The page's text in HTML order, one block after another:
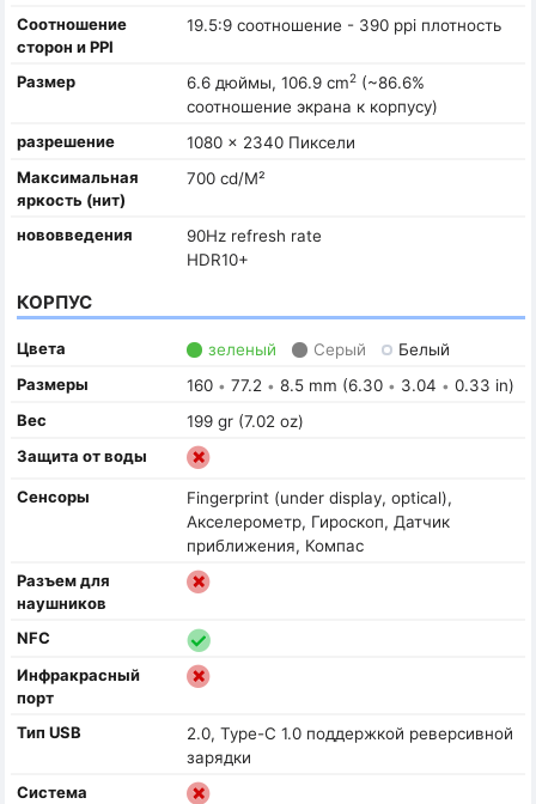
Соотношение
сторон и PPI
19.5:9 соотношение - 390 ppi плотность
Размер 6.6 дюймы, 106.9 cm2(~86.6%
соотношение экрана к корпусу)
разрешение
1080 x 2340 Пиксели
Максимальная
яркость (нит)
700 cd/M²
нововведения
90Hz refresh rate
HDR10+
КОРПУС
Цвета зеленый Серый
Белый
Размеры
160 • 77.2 • 8.5 mm (6.30 • 3.04 • 0.33 in)
Вес
199 gr (7.02 oz)
Защита от воды
Сенсоры
Fingerprint (under display, optical),
Акселерометр, Гироскоп, Датчик
приближения, Компас
Разъем для
наушников
NFC
Инфракрасный
порт
Тип USB
2.0, Type-C 1.0 поддержкой реверсивной
зарядки
Система